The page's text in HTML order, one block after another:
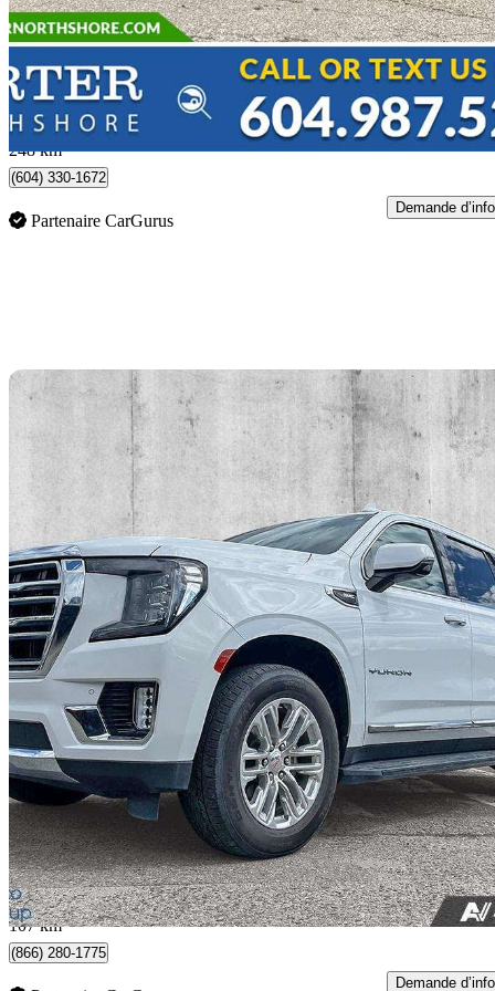
41 900 $ Affaire
735 $/mois env.
North Vancouver, BC
248 km
(604) 330-1672
Partenaire CarGurus
Demande d’info
2024 GMC Yukon
SLT 4WD47 382 km
76 995 $ Affaire
1 350 $/mois env.
Kelowna, BC
107 km
(866) 280-1775
Demande d’info